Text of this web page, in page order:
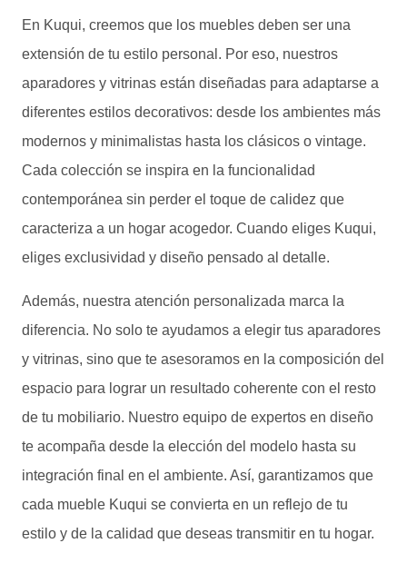
En Kuqui, creemos que los muebles deben ser una
extensión de tu estilo personal. Por eso, nuestros
aparadores y vitrinas están diseñadas para adaptarse a
diferentes estilos decorativos: desde los ambientes más
modernos y minimalistas hasta los clásicos o vintage.
Cada colección se inspira en la funcionalidad
contemporánea sin perder el toque de calidez que
caracteriza a un hogar acogedor. Cuando eliges Kuqui,
eliges exclusividad y diseño pensado al detalle.
Además, nuestra atención personalizada marca la
diferencia. No solo te ayudamos a elegir tus aparadores
y vitrinas, sino que te asesoramos en la composición del
espacio para lograr un resultado coherente con el resto
de tu mobiliario. Nuestro equipo de expertos en diseño
te acompaña desde la elección del modelo hasta su
integración final en el ambiente. Así, garantizamos que
cada mueble Kuqui se convierta en un reflejo de tu
estilo y de la calidad que deseas transmitir en tu hogar.